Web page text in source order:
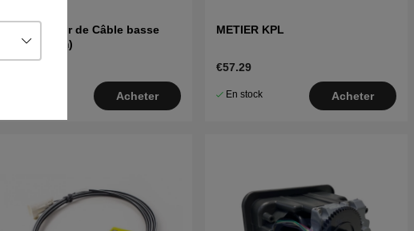
Prolongateur de Câble basse
tension (3 m)
Acheter
METIER KPL
€57.29
En stock Acheter